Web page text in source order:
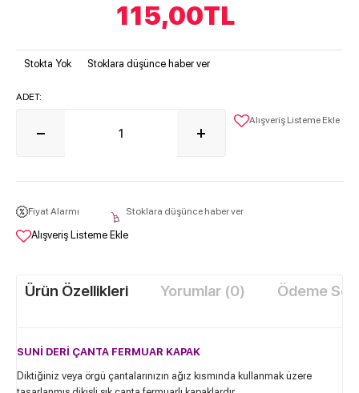
115,00TL
Stokta Yok Stoklara düşünce haber ver
ADET:
Alışveriş Listeme Ekle
Fiyat Alarmı Stoklara düşünce haber ver
Alışveriş Listeme Ekle
Ürün Özellikleri Yorumlar (0) Ödeme
SUNİ DERİ ÇANTA FERMUAR KAPAK
Diktiğiniz veya örgü çantalarınızın ağız kısmında kullanmak üzere